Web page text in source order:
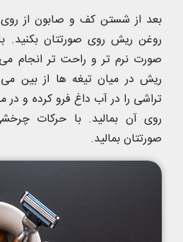
بعد از شستن کف و صابون از روی
روغن ریش روی صورتتان بکنید.
صورت نرم تر و راحت تر انجام
ریش در میان تیغه ها از بین
تراشی را در آب داغ فرو کرده و
روی آن بمالید. با حرکات
صورتتان بمالید.